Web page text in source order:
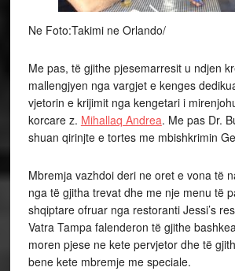
Ne Foto:Takimi ne Orlando/
Me pas, të gjithe pjesemarresit u ndjen
mallengjyen nga vargjet e kenges
vjetorin e krijimit nga kengetari i
korcare z. Mihallaq Andrea. Me pas Dr.
shuan qirinjte e tortes me mbishkrimin
Mbremja vazhdoi deri ne oret e vona të
nga të gjitha trevat dhe me nje menu të
shqiptare ofruar nga restoranti Jessi’s
Vatra Tampa falenderon të gjithe
moren pjese ne kete pervjetor dhe të
bene kete mbremje me speciale.